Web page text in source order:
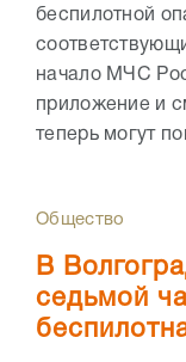
беспилотной
начало МЧС
приложение и
теперь могут
Общество
В
седьмой